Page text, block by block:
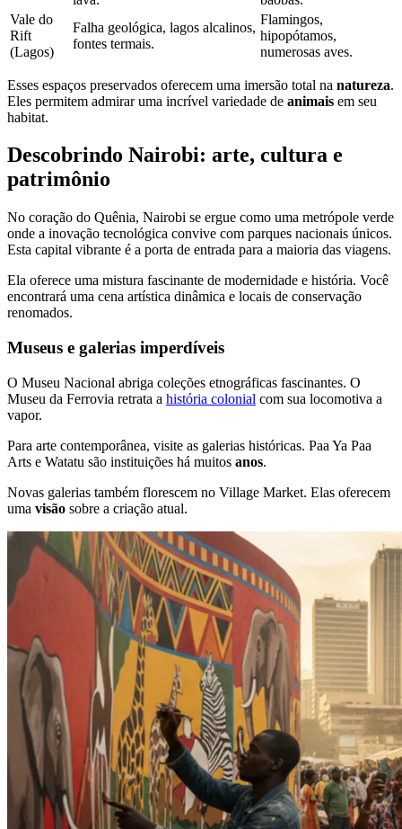
Vale do
Rift
(Lagos)
Falha geológica, lagos alcalinos,
fontes termais.
Flamingos,
hipopótamos,
numerosas aves.
Esses espaços preservados oferecem uma imersão total na natureza.
Eles permitem admirar uma incrível variedade de animais em seu
habitat.
Descobrindo Nairobi: arte, cultura e
patrimônio
No coração do Quênia, Nairobi se ergue como uma metrópole verde
onde a inovação tecnológica convive com parques nacionais únicos.
Esta capital vibrante é a porta de entrada para a maioria das viagens.
Ela oferece uma mistura fascinante de modernidade e história. Você
encontrará uma cena artística dinâmica e locais de conservação
renomados.
Museus e galerias imperdíveis
O Museu Nacional abriga coleções etnográficas fascinantes. O
Museu da Ferrovia retrata a história colonial com sua locomotiva a
vapor.
Para arte contemporânea, visite as galerias históricas. Paa Ya Paa
Arts e Watatu são instituições há muitos anos.
Novas galerias também florescem no Village Market. Elas oferecem
uma visão sobre a criação atual.